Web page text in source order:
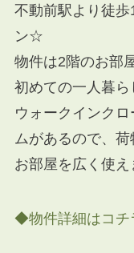
不動前駅より徒
ン☆
物件は2階のお部
初めての一人暮ら
ウォークインク
ムがあるので、荷
お部屋を広く使え
◆物件詳細はコ